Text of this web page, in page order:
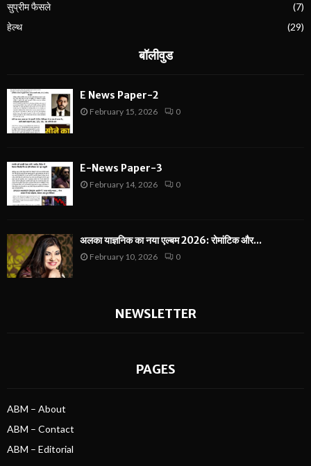
सुप्रीम फैसले
(7)
हेल्थ
(29)
बॉलीवुड
E News Paper-2
February 15, 2026 0
E-News Paper-3
February 14, 2026 0
अलका याज्ञनिक का नया एल्बम 2026: रोमांटिक और...
February 10, 2026 0
NEWSLETTER
PAGES
ABM – About
ABM – Contact
ABM – Editorial